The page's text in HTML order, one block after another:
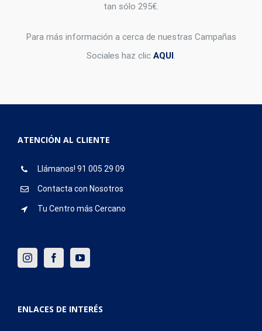
tan sólo 295€.
Para más información a cerca de nuestras Campañas
Sociales haz clic AQUI.
ATENCIÓN AL CLIENTE
Llámanos! 91 005 29 09
Contacta con Nosotros
Tu Centro más Cercano
ENLACES DE INTERÉS